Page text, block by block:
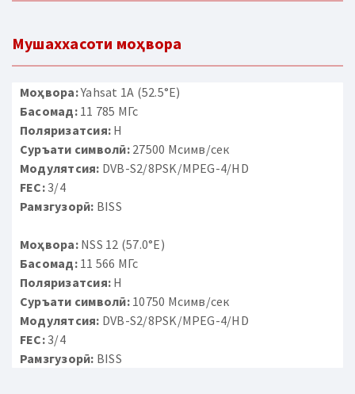
Мушаххасоти моҳвора
Моҳвора:Yahsat 1A (52.5°E)
Басомад:11 785 МГс
Поляризатсия: H
Суръати символӣ:27500 Мсимв/сек
Модулятсия: DVB-S2/8PSK/MPEG-4/HD
FEC:3/4
Рамзгузорӣ: BISS
Моҳвора:NSS 12 (57.0°E)
Басомад:11 566 МГс
Поляризатсия: H
Суръати символӣ:10750 Мсимв/сек
Модулятсия: DVB-S2/8PSK/MPEG-4/HD
FEC:3/4
Рамзгузорӣ: BISS